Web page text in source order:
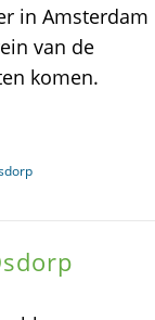
in Amsterdam
van de
komen.